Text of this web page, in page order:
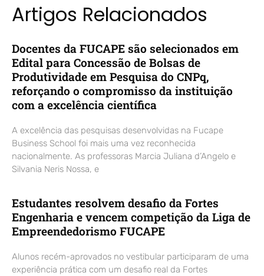
Artigos Relacionados
Docentes da FUCAPE são selecionados em
Edital para Concessão de Bolsas de
Produtividade em Pesquisa do CNPq,
reforçando o compromisso da instituição
com a excelência científica
A excelência das pesquisas desenvolvidas na Fucape
Business School foi mais uma vez reconhecida
nacionalmente. As professoras Marcia Juliana d’Angelo e
Silvania Neris Nossa, e
Estudantes resolvem desafio da Fortes
Engenharia e vencem competição da Liga de
Empreendedorismo FUCAPE
Alunos recém-aprovados no vestibular participaram de uma
experiência prática com um desafio real da Fortes